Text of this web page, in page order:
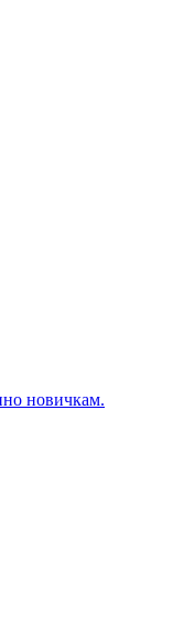
новичкам.